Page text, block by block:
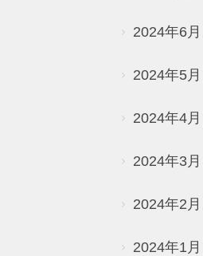
2024年6月
2024年5月
2024年4月
2024年3月
2024年2月
2024年1月